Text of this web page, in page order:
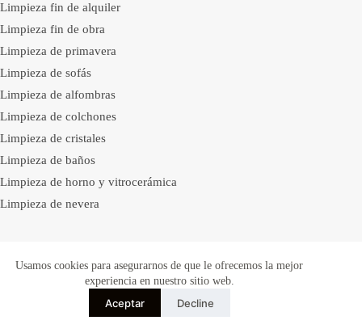
Usamos cookies para asegurarnos de que le ofrecemos la mejor
experiencia en nuestro sitio web.
Aceptar Decline
Limpieza fin de alquiler
Limpieza fin de obra
Limpieza de primavera
Limpieza de sofás
Limpieza de alfombras
Limpieza de colchones
Limpieza de cristales
Limpieza de baños
Limpieza de horno y vitrocerámica
Limpieza de nevera